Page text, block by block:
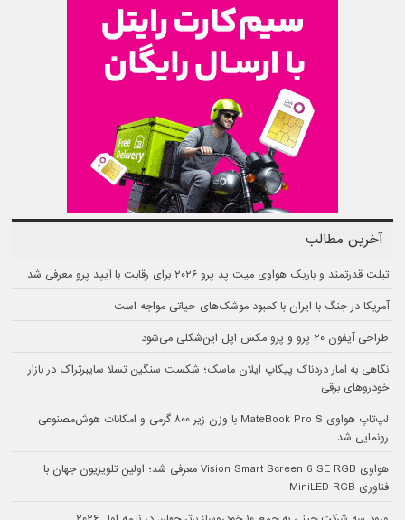
آخرین مطالب
تبلت قدرتمند و باریک هواوی میت پد پرو ۲۰۲۶ برای رقابت با آیپد پرو معرفی شد
آمریکا در جنگ با ایران با کمبود موشک‌های حیاتی مواجه است
طراحی آیفون ۲۰ پرو و پرو مکس اپل این‌شکلی می‌شود
نگاهی به آمار دردناک پیکاپ ایلان ماسک؛ شکست سنگین تسلا سایبرتراک در بازار
خودروهای برقی
لپ‌تاپ هواوی MateBook Pro S با وزن زیر ۸۰۰ گرمی و امکانات هوش‌مصنوعی
رونمایی شد
هواوی Vision Smart Screen 6 SE RGB معرفی شد؛ اولین تلویزیون جهان با
فناوری MiniLED RGB